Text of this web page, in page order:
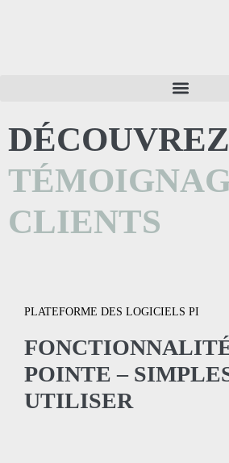
CLIENTS
PLATEFORME DES LOGICIELS PI
POINTE –
UTILISER